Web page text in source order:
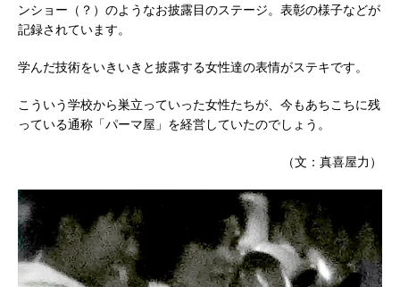
ンショー（？）のようなお披露目のステージ。表彰の様子などが
記録されています。
学んだ技術をいきいきと披露する女性達の表情がステキです。
こういう学校から巣立っていった女性たちが、今もあちこちに残
っている通称「パーマ屋」を経営していたのでしょう。
（文：真喜屋力）